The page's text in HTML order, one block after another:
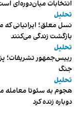
انتخابات میان‌دوره‌ای
تحلیل
نسل معلق؛ ایرانیانی
بازگشت زندگی می‌کنند
تحلیل
رییس‌جمهور تشریفات؛
جنگ
تحلیل
هجوم به سئوتا معامله
دوباره زنده کرد